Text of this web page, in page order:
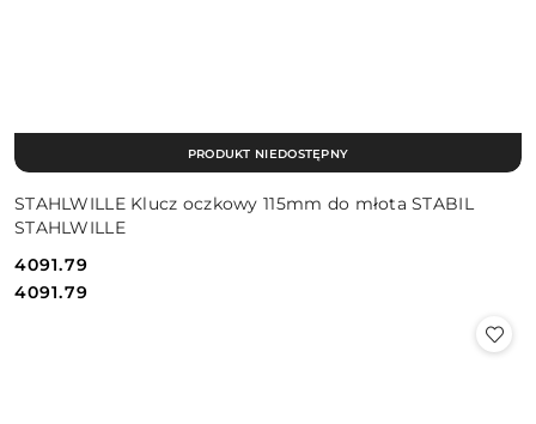
STAHLWILLE Klucz oczkowy 115mm do młota STABIL
STAHLWILLE
Cena:
4091.79
Cena:
4091.79
PRODUKT NIEDOSTĘPNY